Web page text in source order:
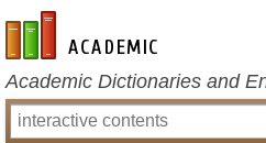
en-academic.com
Academic Dictionaries and